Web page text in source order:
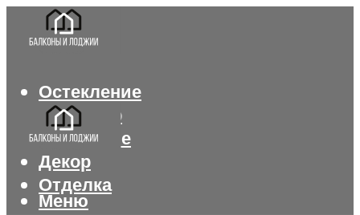
Остекление
Интерьер
Утепление
Декор
Отделка
Меню